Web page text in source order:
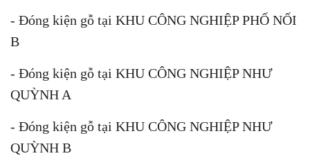
- Đóng kiện gỗ tại KHU CÔNG NGHIỆP PHỐ NỐI
B
- Đóng kiện gỗ tại KHU CÔNG NGHIỆP NHƯ
QUỲNH A
- Đóng kiện gỗ tại KHU CÔNG NGHIỆP NHƯ
QUỲNH B